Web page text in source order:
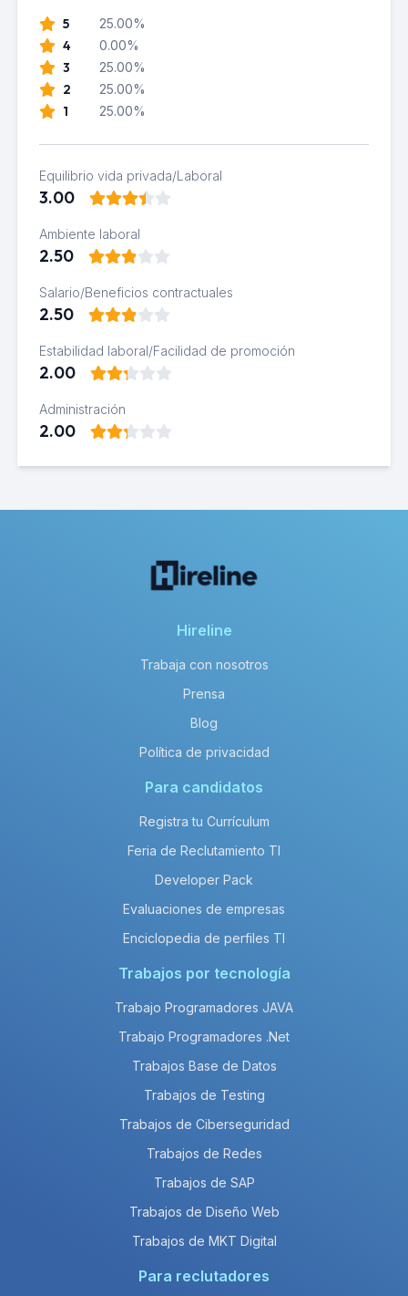
5 25.00%
4 0.00%
3 25.00%
2 25.00%
1 25.00%
Equilibrio vida privada/Laboral
3.00
Ambiente laboral
2.50
Salario/Beneficios contractuales
2.50
Estabilidad laboral/Facilidad de promoción
2.00
Administración
2.00
Hireline
Trabaja con nosotros
Prensa
Blog
Política de privacidad
Para candidatos
Registra tu Currículum
Feria de Reclutamiento TI
Developer Pack
Evaluaciones de empresas
Enciclopedia de perfiles TI
Trabajos por tecnología
Trabajo Programadores JAVA
Trabajo Programadores .Net
Trabajos Base de Datos
Trabajos de Testing
Trabajos de Ciberseguridad
Trabajos de Redes
Trabajos de SAP
Trabajos de Diseño Web
Trabajos de MKT Digital
Para reclutadores